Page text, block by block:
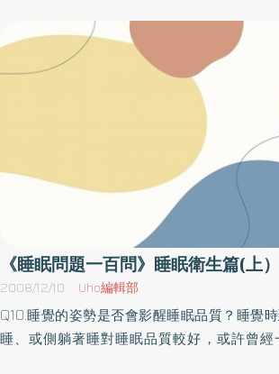
吃一些熱食或進補，像燒酒雞、薑母鴨、羊
品或油炸食品等，太過燥熱的飲食也都可能
其在春節期間，民眾團聚家中吃火鍋圍爐，如
會開暖氣保暖，當空氣過於乾燥，也容易造
醫師特別提醒民眾注意不要吃太多燥熱、油
意室內溼度的維持。一旦出現流鼻血的狀況
頭部略向前傾，用拇指與食指緊壓鼻翼兩側五
鼻孔流出，同時張口用嘴巴呼吸。建議民眾
敷袋冷敷鼻樑處。記住不可躺下或頭後仰，
喉嚨與呼吸道，否則鼻血流進咽喉可能引發
張血壓上升，會加重出血量。如經壓迫仍無
院耳鼻喉科或急診室就診。
不過在美國西部電影中，「快槍俠」通常是
在性愛戰場上，他們卻自認是不折不扣的失
陳欣宏醫師指出，造成早洩的原因絕大多數是
們可能來自焦慮、潛意識的心理衝突、婚姻
或錯誤的性觀念所造成的壓力等等；但確實
有器官上的毛病，例如陰莖靜脈漏血、動脈
等，這些通常是屬於繼發性早洩（就是患者
動），另外有些原發性甲洩，根據陰莖體感覺
析發現可能是陰莖龜頭過度敏感及射精中樞
臨床上這類病患得先後接受一系列檢查以確
種「生命中不可承受之快」的毛病是否可以
正的「戒急用忍」呢」？首先得了解自己是否
陳欣宏醫師表示，根據1997年日本發表的一
約20歲左右的正常青年，他們平均從陰莖勃
均時間約為156.5秒，也就是不到3分鐘來看，
《睡眠問題一百問》睡眠衛生篇(上
2008/12/10 Uho編輯部
Q10.睡覺的姿勢是否會影醒睡眠品質？睡覺
睡、或側躺著睡對睡眠品質較好，或許曾經